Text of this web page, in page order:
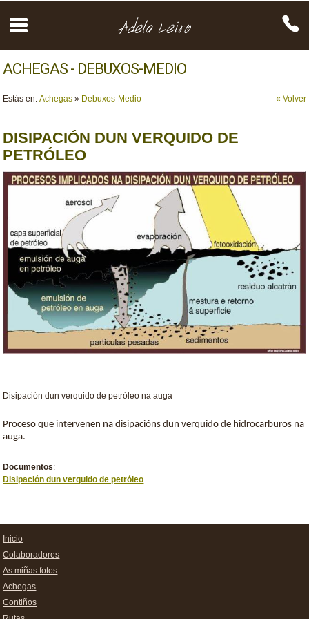
ACHEGAS - DEBUXOS-MEDIO
« Volver
Estás en:Achegas » Debuxos-Medio
DISIPACIÓN DUN VERQUIDO DE
PETRÓLEO
Disipación dun verquido de petróleo na auga
Proceso que interveñen na disipacións dun verquido de hidrocarburos na
auga.
Documentos:
Disipación dun verquido de petróleo
Inicio
Colaboradores
As miñas fotos
Achegas
Contiños